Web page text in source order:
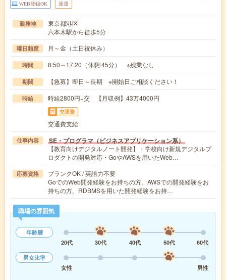
WEB登録OK 派遣
勤務地
東京都港区
六本木駅から徒歩5分
曜日頻度 月～金（土日祝休み）
時間 8:50～17:20（休憩:45分） ※残業なし
期間 【急募】即日～長期 ※開始日ご相談ください！
時給 時給2800円+交 【月収例】43万4000円
交通費
交通費支給
仕事内容 SE・プログラマ（ビジネスアプリケーション系）
【教育向けデジタルノート開発】・学校向け新規デジタルプ
ロダクトの開発対応・GoやAWSを用いたWeb…
応募資格
ブランクOK / 英語力不要
GoでのWeb開発経験をお持ちの方。AWSでの開発経験をお
持ちの方。RDBMSを用いた開発経験をお持…
職場の雰囲気
年齢層
20代
30代 40代 50代
60代
男女比率
女性
男性